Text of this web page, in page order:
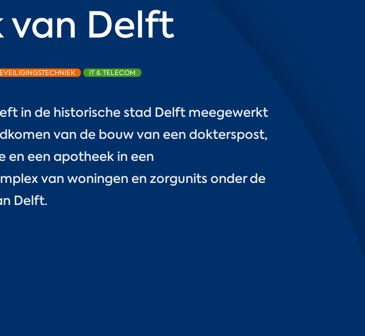
van Delft
IT & TELECOM
in de historische stad Delft meegewerkt
van de bouw van een dokterspost,
en een apotheek in een
van woningen en zorgunits onder de
Delft.